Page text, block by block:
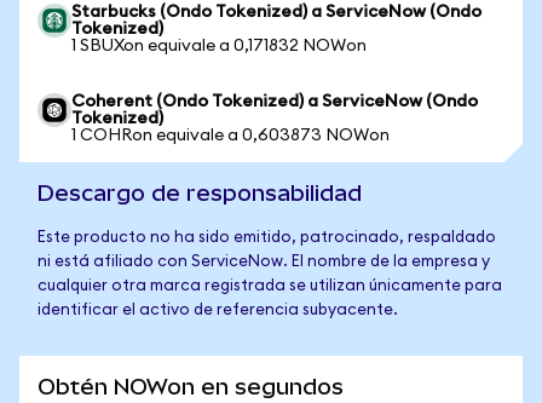
Starbucks (Ondo Tokenized) a ServiceNow (Ondo
Tokenized)
1 SBUXon equivale a 0,171832 NOWon
Coherent (Ondo Tokenized) a ServiceNow (Ondo
Tokenized)
1 COHRon equivale a 0,603873 NOWon
Descargo de responsabilidad
Este producto no ha sido emitido, patrocinado, respaldado
ni está afiliado con ServiceNow. El nombre de la empresa y
cualquier otra marca registrada se utilizan únicamente para
identificar el activo de referencia subyacente.
Obtén NOWon en segundos